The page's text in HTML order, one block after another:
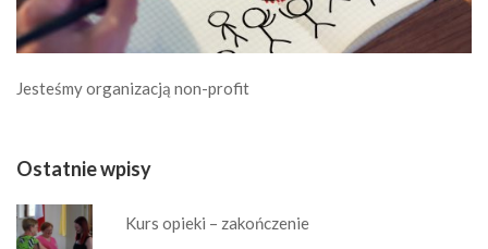
Jesteśmy organizacją non-profit
Ostatnie wpisy
Kurs opieki – zakończenie